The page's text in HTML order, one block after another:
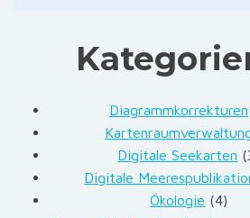
Diagrammkorrekturen
Digitale Seekarten
Digitale
Ökologie (4)